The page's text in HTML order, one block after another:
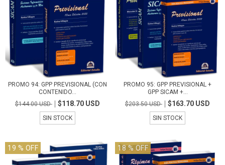
PROMO 94: GPP PREVISIONAL (CON
CONTENIDO...
$144.00 USD
$118.70 USD
SIN STOCK
PROMO 95: GPP PREVISIONAL +
GPP SICAM +...
$203.50 USD
$163.70 USD
SIN STOCK
19 % OFF 18 % OFF